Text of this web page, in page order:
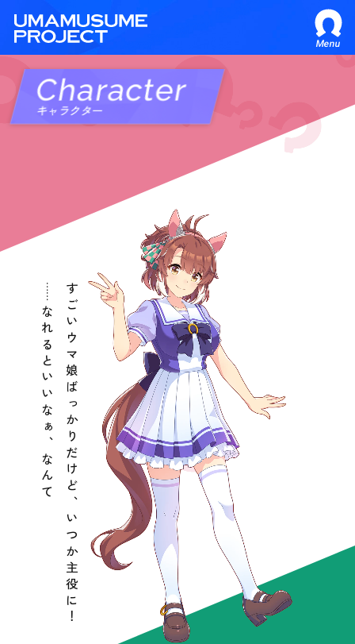
Menu
Character
キャラクター
すごいウマ娘ばっかりだけど、いつか主役に！
……
なれるといいなぁ、なんて